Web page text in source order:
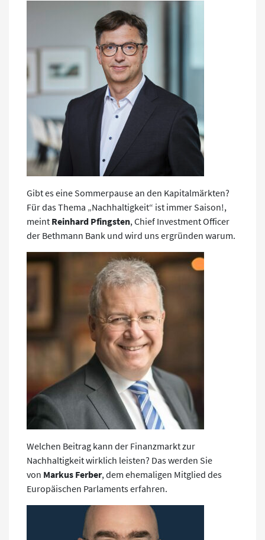
Gibt es eine Sommerpause an den Kapitalmärkten?
Für das Thema „Nachhaltigkeit“ ist immer Saison!,
meint Reinhard Pfingsten, Chief Investment Officer
der Bethmann Bank und wird uns ergründen warum.
Welchen Beitrag kann der Finanzmarkt zur
Nachhaltigkeit wirklich leisten? Das werden Sie
von Markus Ferber, dem ehemaligen Mitglied des
Europäischen Parlaments erfahren.